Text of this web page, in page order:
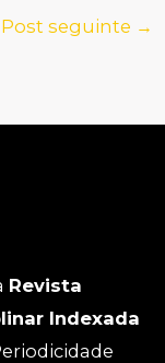
Post seguinte →
Revista
Indexada